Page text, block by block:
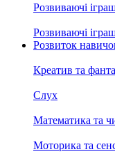
Розвиваючі
Розвиваючі
Розвиток
Креатив та
Слух
Математика та
Моторика та